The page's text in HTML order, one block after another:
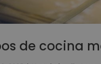
de cocina